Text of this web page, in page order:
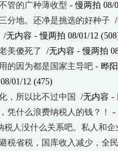
管的广种薄收型 - 慢两拍 08/
分地。还净是挑选的好种子
/无内容 - 慢两拍 08/01/12
美傻死了
/无内容 - 慢两拍
的因为都是国家主导吧 - 晔
01/12 (475)
，所以比不过中国
/无内容 -
凭什么浪费纳税人的钱？！
-
税人没什么关系吧。私人和企
税省税，国库收入减少，全